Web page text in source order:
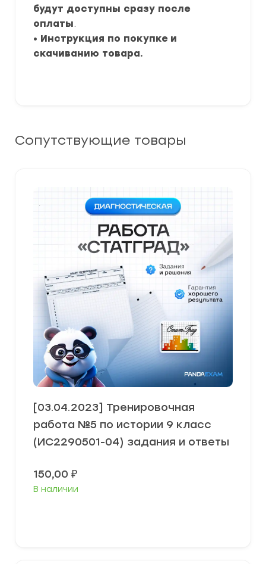
будут доступны сразу после
оплаты.
• Инструкция по покупке и
скачиванию товара.
Сопутствующие товары
[03.04.2023] Тренировочная
работа №5 по истории 9 класс
(ИС2290501-04) задания и ответы
150,00 ₽
В наличии